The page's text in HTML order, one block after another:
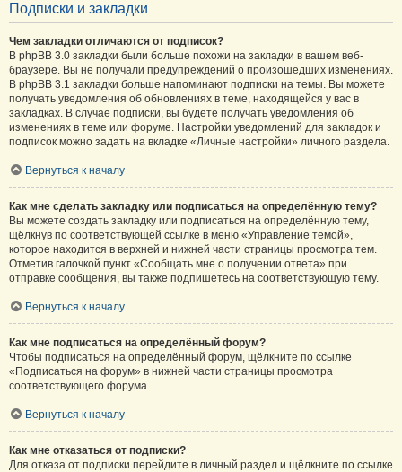
Подписки и закладки
Чем закладки отличаются от подписок?
В phpBB 3.0 закладки были больше похожи на закладки в вашем веб-
браузере. Вы не получали предупреждений о произошедших изменениях.
В phpBB 3.1 закладки больше напоминают подписки на темы. Вы можете
получать уведомления об обновлениях в теме, находящейся у вас в
закладках. В случае подписки, вы будете получать уведомления об
изменениях в теме или форуме. Настройки уведомлений для закладок и
подписок можно задать на вкладке «Личные настройки» личного раздела.
Вернуться к началу
Как мне сделать закладку или подписаться на определённую тему?
Вы можете создать закладку или подписаться на определённую тему,
щёлкнув по соответствующей ссылке в меню «Управление темой»,
которое находится в верхней и нижней части страницы просмотра тем.
Отметив галочкой пункт «Сообщать мне о получении ответа» при
отправке сообщения, вы также подпишетесь на соответствующую тему.
Вернуться к началу
Как мне подписаться на определённый форум?
Чтобы подписаться на определённый форум, щёлкните по ссылке
«Подписаться на форум» в нижней части страницы просмотра
соответствующего форума.
Вернуться к началу
Как мне отказаться от подписки?
Для отказа от подписки перейдите в личный раздел и щёлкните по ссылке